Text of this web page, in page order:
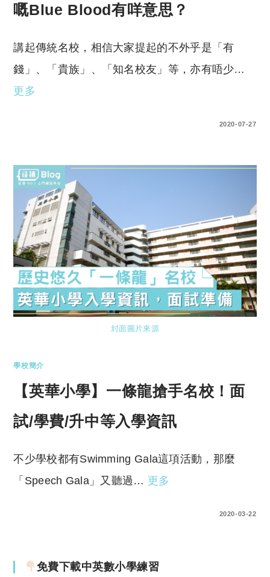
嘅Blue Blood有咩意思？
講起傳統名校，相信大家提起的不外乎是「有
錢」、「貴族」、「知名校友」等，亦有唔少…
更多
2020-07-27
封面圖片來源
學校簡介
【英華小學】一條龍搶手名校！面
試/學費/升中等入學資訊
不少學校都有Swimming Gala這項活動，那麼
「Speech Gala」又聽過… 更多
2020-03-22
免費下載中英數小學練習